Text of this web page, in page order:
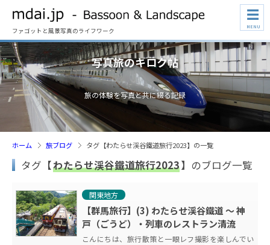
ファゴットと風景写真のライフワーク
☰
MENU
写真旅のキロク帖
旅の体験を写真と共に綴る記録
ホーム 旅ブログ タグ【わたらせ渓谷鐵道旅行2023】の一覧
タグ【わたらせ渓谷鐵道旅行2023】のブログ一覧
関東地方
【群馬旅行】(3) わたらせ渓谷鐵道 ～ 神
戸（ごうど）・列車のレストラン清流
こんにちは、旅行散策と一眼レフ撮影を楽しんでい